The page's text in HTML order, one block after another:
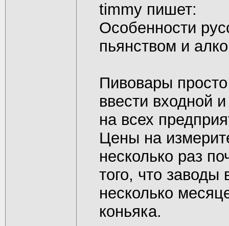
timmy пишет:
Особенности
пьянством и
Пивовары
ввести входной
на всех
Цены на
несколько раз
того, что
несколько
коньяка.